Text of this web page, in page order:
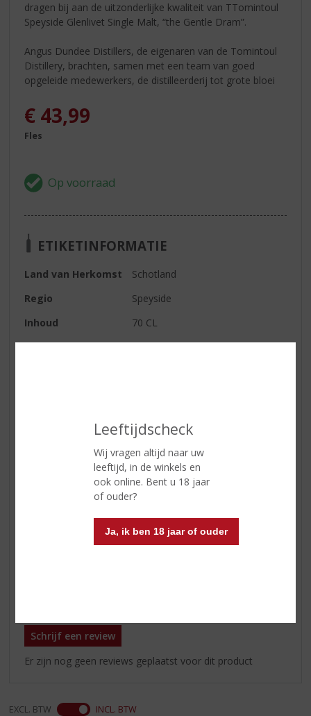
Leeftijdscheck
Wij vragen altijd naar uw
leeftijd, in de winkels en
ook online. Bent u 18 jaar
of ouder?
Ja, ik ben 18 jaar of ouder
dragen bij aan de uitzonderlijke kwaliteit van TTomintoul
Speyside Glenlivet Single Malt, “the Gentle Dram”.
Angus Dundee Distillers, de eigenaren van de Tomintoul
Distillery, brachten, samen met een team van goed
opgeleide medewerkers, de distilleerderij tot grote bloei
€ 43,99
Fles
ETIKETINFORMATIE
Land van Herkomst
Schotland
Regio
Speyside
Inhoud
70 CL
hint van rozijnen
zuiver, romig; mooie balans van
zoet met zachte tonen van
lang, eerst wat zoet en
Schrijf een review
Er zijn nog geen reviews geplaatst voor dit product
EXCL. BTW INCL. BTW